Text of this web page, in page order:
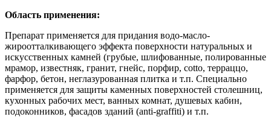
Область применения:
Препарат применяется для придания водо-масло-
жироотталкивающего эффекта поверхности натуральных и
искусственных камней (грубые, шлифованные, полированные
мрамор, известняк, гранит, гнейс, порфир, cotto, терраццо,
фарфор, бетон, неглазурованная плитка и т.п. Специально
применяется для защиты каменных поверхностей столешниц,
кухонных рабочих мест, ванных комнат, душевых кабин,
подоконников, фасадов зданий (anti-graffiti) и т.п.